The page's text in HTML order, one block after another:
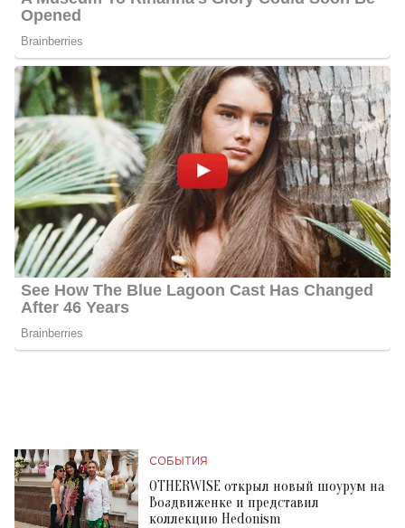
СОБЫТИЯ
OTHERWISE открыл новый шоурум на
Воздвиженке и представил
коллекцию Hedonism